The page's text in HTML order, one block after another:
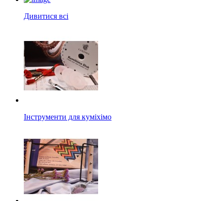
Дивитися всі
Інструменти для куміхімо